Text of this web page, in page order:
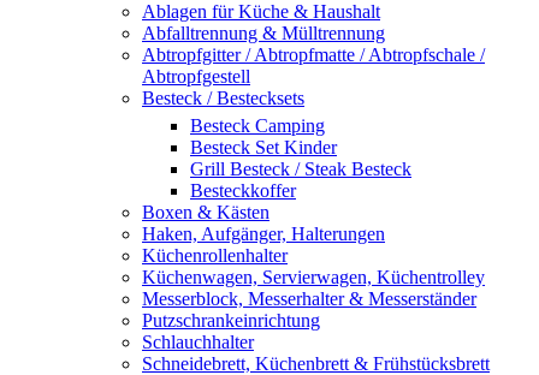
Ablagen für Küche & Haushalt
Abfalltrennung & Mülltrennung
Abtropfgitter / Abtropfmatte / Abtropfschale /
Abtropfgestell
Besteck / Bestecksets
Besteck Camping
Besteck Set Kinder
Grill Besteck / Steak Besteck
Besteckkoffer
Boxen & Kästen
Haken, Aufgänger, Halterungen
Küchenrollenhalter
Küchenwagen, Servierwagen, Küchentrolley
Messerblock, Messerhalter & Messerständer
Putzschrankeinrichtung
Schlauchhalter
Schneidebrett, Küchenbrett & Frühstücksbrett